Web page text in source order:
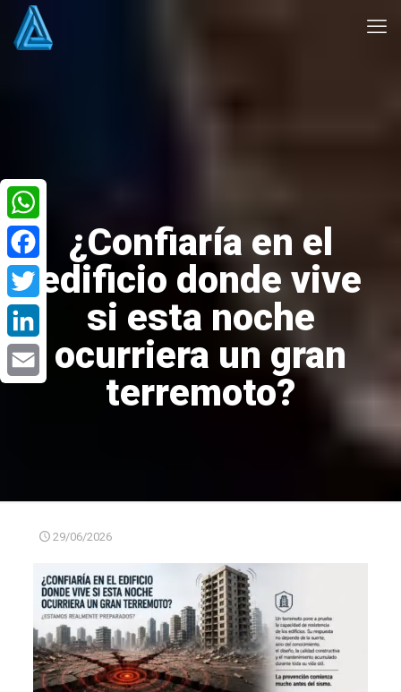
¿Confiaría en el
edificio donde vive
si esta noche
ocurriera un gran
terremoto?
29/06/2026
WhatsApp
Facebook
Twitter
LinkedIn